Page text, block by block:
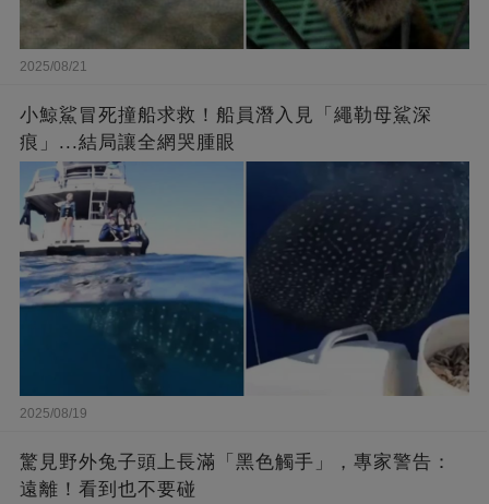
2025/08/21
小鯨鯊冒死撞船求救！船員潛入見「繩勒母鯊深
痕」...結局讓全網哭腫眼
2025/08/19
驚見野外兔子頭上長滿「黑色觸手」，專家警告：
遠離！看到也不要碰